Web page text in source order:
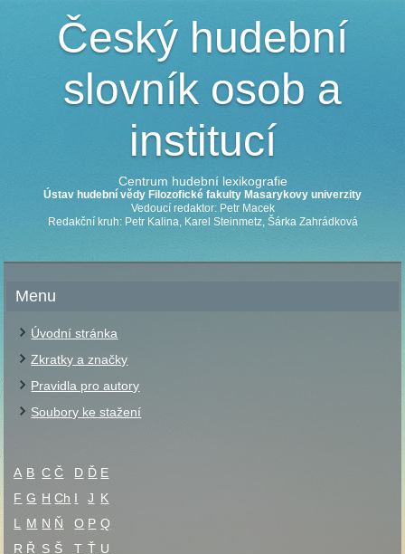
Český hudební
slovník osob a
institucí
Centrum hudební lexikografie
Ústav hudební vědy Filozofické fakulty Masarykovy univerzity
Vedoucí redaktor: Petr Macek
Redakční kruh: Petr Kalina, Karel Steinmetz, Šárka Zahrádková
Menu
Úvodní stránka
Zkratky a značky
Pravidla pro autory
Soubory ke stažení
A B C Č D Ď E
F G H Ch I J K
L
M N Ň O P Q
R Ř S Š T Ť U